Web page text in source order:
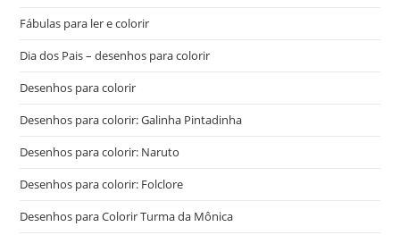
Fábulas para ler e colorir
Dia dos Pais – desenhos para colorir
Desenhos para colorir
Desenhos para colorir: Galinha Pintadinha
Desenhos para colorir: Naruto
Desenhos para colorir: Folclore
Desenhos para Colorir Turma da Mônica